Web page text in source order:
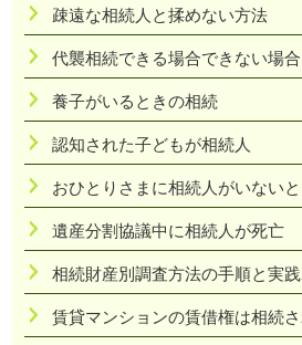
疎遠な相続人と揉めない方法
代襲相続できる場合できない場合
養子がいるときの相続
認知された子どもが相続人
おひとりさまに相続人がいない
遺産分割協議中に相続人が死亡
相続財産別調査方法の手順と実
賃貸マンションの賃借権は相続